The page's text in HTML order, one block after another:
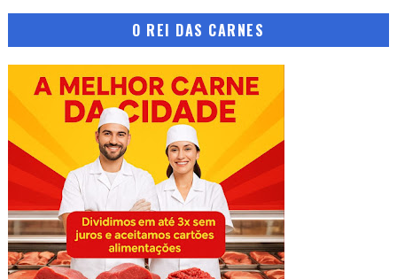
O REI DAS CARNES